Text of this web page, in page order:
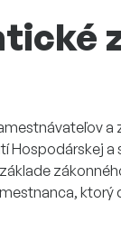
Hospodárskej
ktorý